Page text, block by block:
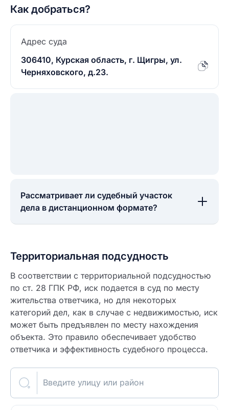
Как добраться?
Адрес суда
306410, Курская область, г. Щигры, ул.
Черняховского, д.23.
Рассматривает ли судебный участок
дела в дистанционном формате?
Территориальная подсудность
В соответствии с территориальной подсудностью
по ст. 28 ГПК РФ, иск подается в суд по месту
жительства ответчика, но для некоторых
категорий дел, как в случае с недвижимостью, иск
может быть предъявлен по месту нахождения
объекта. Это правило обеспечивает удобство
ответчика и эффективность судебного процесса.
Введите улицу или район